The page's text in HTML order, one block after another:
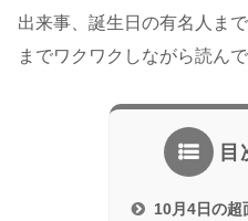
出来事、誕生日の有名人ま
までワクワクしながら読ん
目
10月4日の超